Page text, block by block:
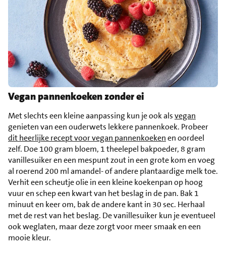
Vegan pannenkoeken zonder ei
Met slechts een kleine aanpassing kun je ook alsvegan
genieten van een ouderwets lekkere pannenkoek. Probeer
dit heerlijke recept voor vegan pannenkoekenen oordeel
zelf. Doe 100 gram bloem, 1 theelepel bakpoeder, 8 gram
vanillesuiker en een mespunt zout in een grote kom en voeg
al roerend 200 ml amandel- of andere plantaardige melk toe.
Verhit een scheutje olie in een kleine koekenpan op hoog
vuur en schep een kwart van het beslag in de pan. Bak 1
minuut en keer om, bak de andere kant in 30 sec. Herhaal
met de rest van het beslag. De vanillesuiker kun je eventueel
ook weglaten, maar deze zorgt voor meer smaak en een
mooie kleur.